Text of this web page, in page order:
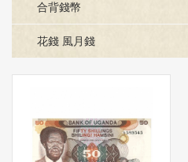
合背錢幣
花錢 風月錢